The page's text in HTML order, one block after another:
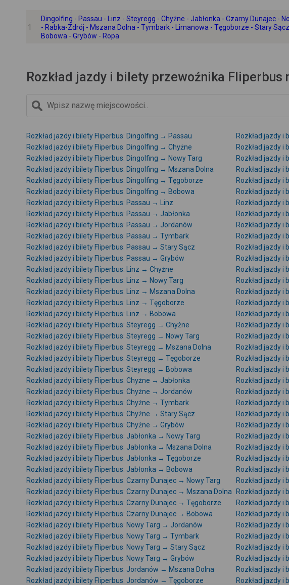
1
Dingolfing - Passau - Linz - Steyregg - Chyżne - Jabłonka - Czarny Dunajec -
- Rabka-Zdrój - Mszana Dolna - Tymbark - Limanowa - Tęgoborze - Stary
Bobowa - Grybów - Ropa
Rozkład jazdy i bilety przewoźnika Fliperbus
Rozkład jazdy i bilety Fliperbus: Dingolfing → Passau Rozkład jazdy i
Rozkład jazdy i bilety Fliperbus: Dingolfing → Chyżne
Rozkład jazdy i
Rozkład jazdy i bilety Fliperbus: Dingolfing → Nowy Targ
Rozkład jazdy
Rozkład jazdy i bilety Fliperbus: Dingolfing → Mszana Dolna
Rozkład jazdy
Rozkład jazdy i bilety Fliperbus: Dingolfing → Tęgoborze
Rozkład jazdy i
Rozkład jazdy i bilety Fliperbus: Dingolfing → Bobowa
Rozkład jazdy i
Rozkład jazdy i bilety Fliperbus: Passau → Linz
Rozkład jazdy i
Rozkład jazdy i bilety Fliperbus: Passau → Jabłonka
Rozkład jazdy i
Rozkład jazdy i bilety Fliperbus: Passau → Jordanów
Rozkład jazdy i
Rozkład jazdy i bilety Fliperbus: Passau → Tymbark
Rozkład jazdy i
Rozkład jazdy i bilety Fliperbus: Passau → Stary Sącz
Rozkład jazdy i
Rozkład jazdy i bilety Fliperbus: Passau → Grybów
Rozkład jazdy i
Rozkład jazdy i bilety Fliperbus: Linz → Chyżne
Rozkład jazdy i
Rozkład jazdy i bilety Fliperbus: Linz → Nowy Targ
Rozkład jazdy i
Rozkład jazdy i bilety Fliperbus: Linz → Mszana Dolna
Rozkład jazdy
Rozkład jazdy i bilety Fliperbus: Linz → Tęgoborze
Rozkład jazdy i
Rozkład jazdy i bilety Fliperbus: Linz → Bobowa
Rozkład jazdy i
Rozkład jazdy i bilety Fliperbus: Steyregg → Chyżne
Rozkład jazdy i
Rozkład jazdy i bilety Fliperbus: Steyregg → Nowy Targ
Rozkład jazdy
Rozkład jazdy i bilety Fliperbus: Steyregg → Mszana Dolna
Rozkład jazdy
Rozkład jazdy i bilety Fliperbus: Steyregg → Tęgoborze
Rozkład jazdy i
Rozkład jazdy i bilety Fliperbus: Steyregg → Bobowa
Rozkład jazdy i
Rozkład jazdy i bilety Fliperbus: Chyżne → Jabłonka
Rozkład jazdy i
Rozkład jazdy i bilety Fliperbus: Chyżne → Jordanów
Rozkład jazdy i
Rozkład jazdy i bilety Fliperbus: Chyżne → Tymbark
Rozkład jazdy i
Rozkład jazdy i bilety Fliperbus: Chyżne → Stary Sącz
Rozkład jazdy i
Rozkład jazdy i bilety Fliperbus: Chyżne → Grybów
Rozkład jazdy i
Rozkład jazdy i bilety Fliperbus: Jabłonka → Nowy Targ
Rozkład jazdy i
Rozkład jazdy i bilety Fliperbus: Jabłonka → Mszana Dolna
Rozkład jazdy i
Rozkład jazdy i bilety Fliperbus: Jabłonka → Tęgoborze
Rozkład jazdy i
Rozkład jazdy i bilety Fliperbus: Jabłonka → Bobowa
Rozkład jazdy i
Rozkład jazdy i bilety Fliperbus: Czarny Dunajec → Nowy Targ
Rozkład jazdy i
Rozkład jazdy i bilety Fliperbus: Czarny Dunajec → Mszana Dolna
Rozkład jazdy i
Rozkład jazdy i bilety Fliperbus: Czarny Dunajec → Tęgoborze
Rozkład jazdy i
Rozkład jazdy i bilety Fliperbus: Czarny Dunajec → Bobowa
Rozkład jazdy i
Rozkład jazdy i bilety Fliperbus: Nowy Targ → Jordanów
Rozkład jazdy i
Rozkład jazdy i bilety Fliperbus: Nowy Targ → Tymbark
Rozkład jazdy i
Rozkład jazdy i bilety Fliperbus: Nowy Targ → Stary Sącz
Rozkład jazdy i
Rozkład jazdy i bilety Fliperbus: Nowy Targ → Grybów
Rozkład jazdy i
Rozkład jazdy i bilety Fliperbus: Jordanów → Mszana Dolna
Rozkład jazdy
Rozkład jazdy i bilety Fliperbus: Jordanów → Tęgoborze
Rozkład jazdy